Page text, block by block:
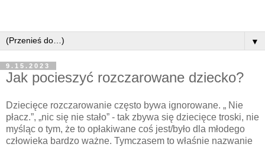
▼
9.15.2023
Jak pocieszyć rozczarowane dziecko?
Dziecięce rozczarowanie często bywa ignorowane. „ Nie
płacz.”, „nic się nie stało” - tak zbywa się dziecięce troski, nie
myśląc o tym, że to opłakiwane coś jest/było dla młodego
człowieka bardzo ważne. Tymczasem to właśnie nazwanie